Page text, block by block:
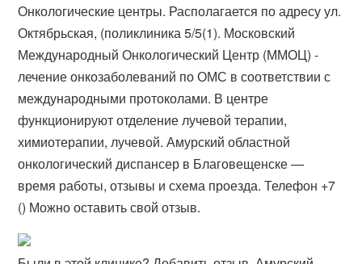
Онкологические центры. Располагается по адресу ул.
Октябрьская, (поликлиника 5/5(1). Московский
Международный Онкологический Центр (ММОЦ) -
лечение онкозаболеваний по ОМС в соответствии с
международными протоколами. В центре
функционируют отделение лучевой терапии,
химиотерапии, лучевой. Амурский областной
онкологический диспансер в Благовещенске —
время работы, отзывы и схема проезда. Телефон +7
() Можно оставить свой отзыв.